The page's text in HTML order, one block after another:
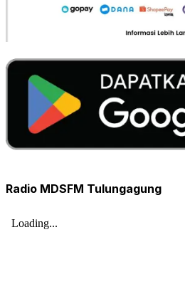
Radio MDSFM Tulungagung